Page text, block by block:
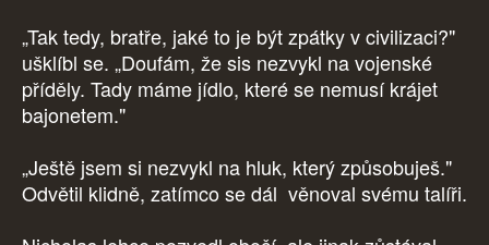
„Tak tedy, bratře, jaké to je být zpátky v civilizaci?"
ušklíbl se. „Doufám, že sis nezvykl na vojenské
příděly. Tady máme jídlo, které se nemusí krájet
bajonetem."
„Ještě jsem si nezvykl na hluk, který způsobuješ."
Odvětil klidně, zatímco se dál věnoval svému talíři.